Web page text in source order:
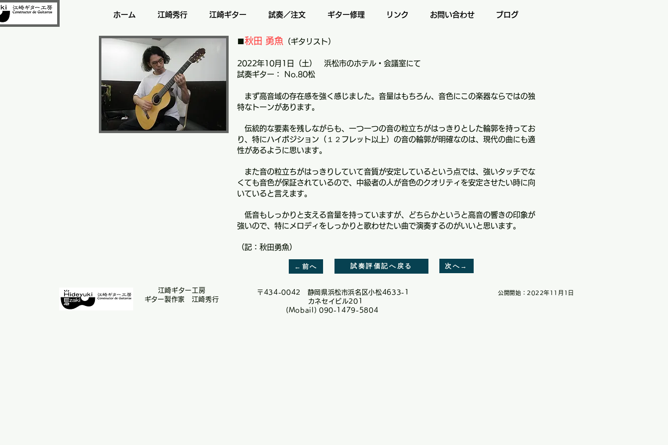
ホーム 江崎秀行 江崎ギター 試奏／注文 ギター修理 リンク お問い合わせ ブログ
秋田 勇魚 （ギタリスト）
2022年10月1日（土） 浜松市のホテル・会議室にて
試奏ギター： No.80松
まず高音域の存在感を強く感じました。音量はもちろん、音色にこの楽器ならではの独
特なトーンがあります。
伝統的な要素を残しながらも、一つ一つの音の粒立ちがはっきりとした輪郭を持ってお
り、特にハイポジション（１２フレット以上）の音の輪郭が明確なのは、現代の曲にも適
性があるように思います。
また音の粒立ちがはっきりしていて音質が安定しているという点では、強いタッチでな
くても音色が保証されているので、中級者の人が音色のクオリティを安定させたい時に向
いていると言えます。
低音もしっかりと支える音量を持っていますが、どちらかというと高音の響きの印象が
強いので、特にメロディをしっかりと歌わせたい曲で演奏するのがいいと思います。
（記：秋田勇魚）
←前へ 試奏評価記へ戻る 次へ→
江崎ギター工房
​ギター製作家 江崎秀行
〒434-0042 静岡県浜松市浜名区小松4633-1
カネセイビル201
​(Mobail) 090-1479-5804
公開開始：2022年11月1日